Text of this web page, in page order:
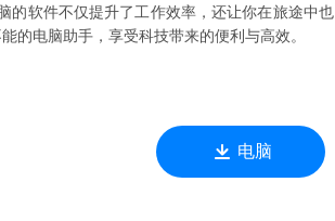
的软件不仅提升了工作效率，还让你在旅途中也
的电脑助手，享受科技带来的便利与高效。
电脑